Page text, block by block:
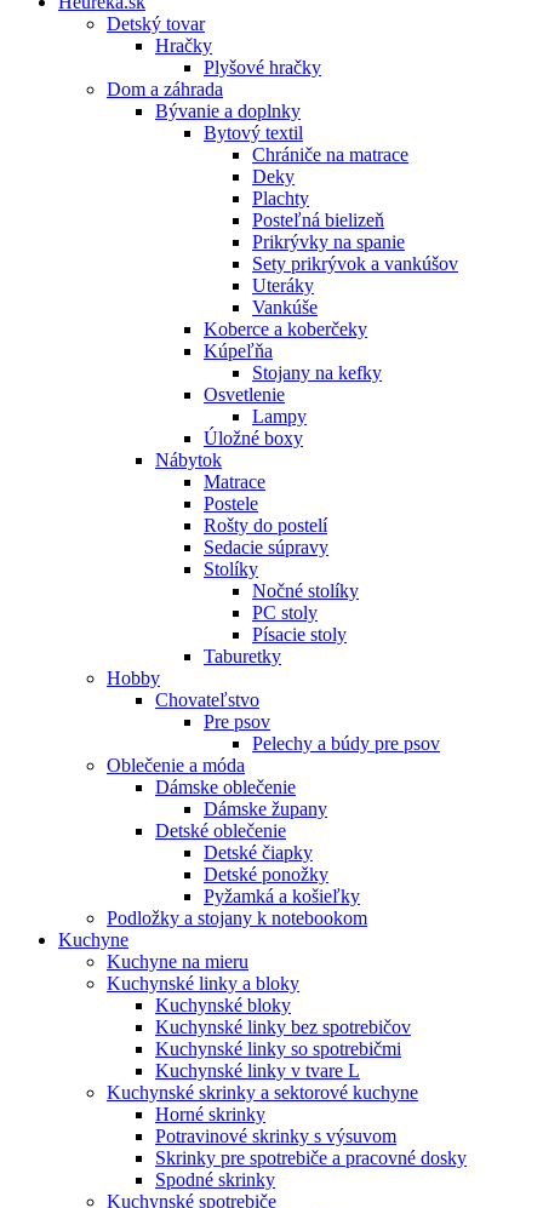
Detský tovar
Hračky
Plyšové hračky
Dom a záhrada
Bývanie a doplnky
Bytový textil
Chrániče na matrace
Deky
Plachty
Posteľná bielizeň
Prikrývky na spanie
Sety prikrývok a vankúšov
Uteráky
Vankúše
Koberce a koberčeky
Kúpeľňa
Stojany na kefky
Osvetlenie
Lampy
Úložné boxy
Nábytok
Matrace
Postele
Rošty do postelí
Sedacie súpravy
Stolíky
Nočné stolíky
PC stoly
Písacie stoly
Taburetky
Hobby
Chovateľstvo
Pre psov
Pelechy a búdy pre psov
Oblečenie a móda
Dámske oblečenie
Dámske župany
Detské oblečenie
Detské čiapky
Detské ponožky
Pyžamká a košieľky
Podložky a stojany k notebookom
Kuchyne
Kuchyne na mieru
Kuchynské linky a bloky
Kuchynské bloky
Kuchynské linky bez spotrebičov
Kuchynské linky so spotrebičmi
Kuchynské linky v tvare L
Kuchynské skrinky a sektorové kuchyne
Horné skrinky
Potravinové skrinky s výsuvom
Skrinky pre spotrebiče a pracovné dosky
Spodné skrinky
Kuchynské spotrebiče